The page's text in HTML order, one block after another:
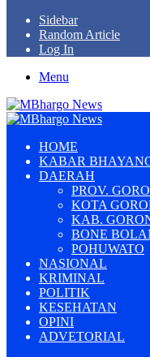
Sidebar
Random Article
Log In
Menu
HOME
KABAR
DAERAH
PROV.
KOTA
KAB.
BONE
POHUWATO
NASIONAL
KRIMINAL
POLITIK
KESEHATAN
OPINI
ADVETORIAL